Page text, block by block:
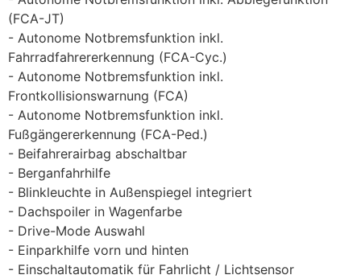
(FCA-JT)
Autonome Notbremsfunktion inkl.
Fahrradfahrererkennung (FCA-Cyc.)
Autonome Notbremsfunktion inkl.
Frontkollisionswarnung (FCA)
Autonome Notbremsfunktion inkl.
Fußgängererkennung (FCA-Ped.)
Beifahrerairbag abschaltbar
Berganfahrhilfe
Blinkleuchte in Außenspiegel integriert
Dachspoiler in Wagenfarbe
Drive-Mode Auswahl
Einparkhilfe vorn und hinten
Einschaltautomatik für Fahrlicht / Lichtsensor